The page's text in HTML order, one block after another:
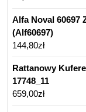
Alfa Noval 60697
(Alf60697)
144,80zł
Rattanowy
17748_11
659,00zł